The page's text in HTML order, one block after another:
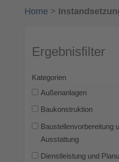
Home >
Ergebnisfilter
Kategorien
Außenanlagen
Baukonstruktion
Baustellenvorbereitung
Ausstattung
Dienstleistung und